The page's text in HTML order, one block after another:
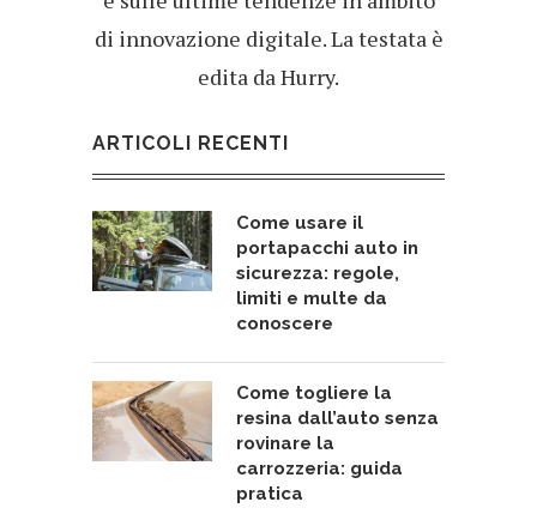
di innovazione digitale. La testata è
edita da Hurry.
ARTICOLI RECENTI
Come usare il
portapacchi auto in
sicurezza: regole,
limiti e multe da
conoscere
Come togliere la
resina dall’auto senza
rovinare la
carrozzeria: guida
pratica